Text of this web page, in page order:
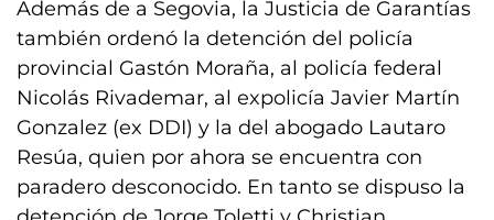
Además de a Segovia, la Justicia de Garantías
también ordenó la detención del policía
provincial Gastón Moraña, al policía federal
Nicolás Rivademar, al expolicía Javier Martín
Gonzalez (ex DDI) y la del abogado Lautaro
Resúa, quien por ahora se encuentra con
paradero desconocido. En tanto se dispuso la